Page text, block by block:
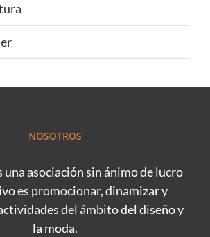
NOSOTROS
una asociación sin ánimo de lucro
es promocionar, dinamizar y
del ámbito del diseño y
la moda.